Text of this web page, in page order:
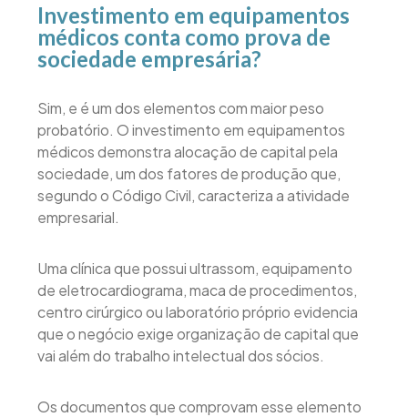
Investimento em equipamentos
médicos conta como prova de
sociedade empresária?
Sim, e é um dos elementos com maior peso
probatório. O investimento em equipamentos
médicos demonstra alocação de capital pela
sociedade, um dos fatores de produção que,
segundo o Código Civil, caracteriza a atividade
empresarial.
Uma clínica que possui ultrassom, equipamento
de eletrocardiograma, maca de procedimentos,
centro cirúrgico ou laboratório próprio evidencia
que o negócio exige organização de capital que
vai além do trabalho intelectual dos sócios.
Os documentos que comprovam esse elemento